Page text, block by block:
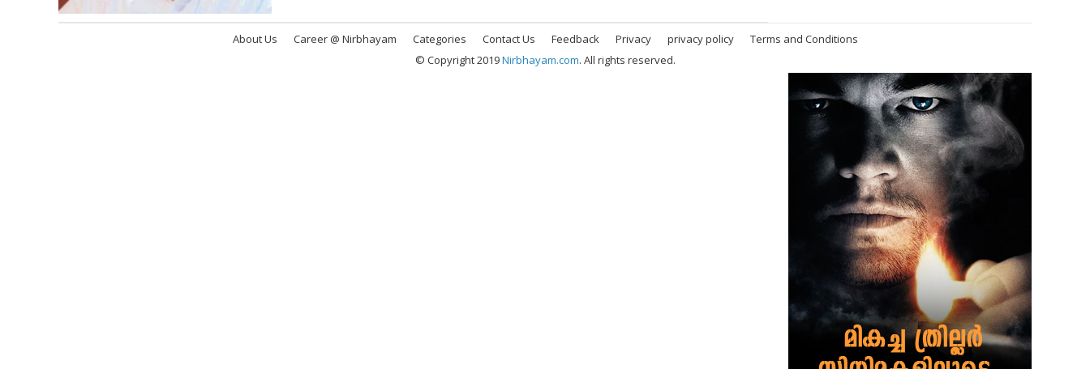
About Us Career @ Nirbhayam Categories Contact Us Feedback Privacy privacy policy
Terms and Conditions
© Copyright 2019Nirbhayam.com. All rights reserved.